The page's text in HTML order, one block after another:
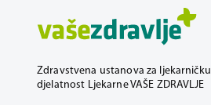
Zdravstvena ustanova za ljekarničku
djelatnost Ljekarne VAŠE ZDRAVLJE